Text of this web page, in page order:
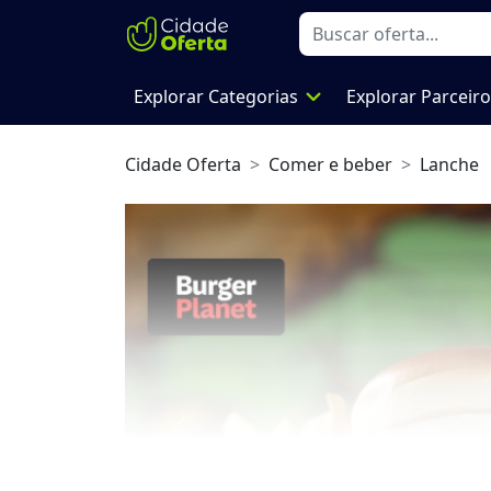
Explorar Categorias expand_more Explorar
Cidade Oferta Comer e beber Lanche